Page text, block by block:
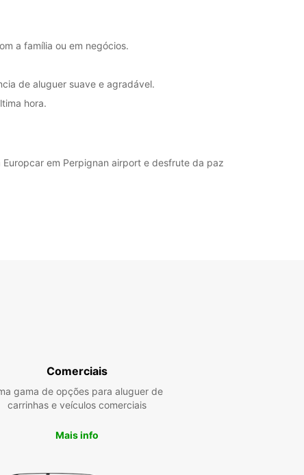
a família ou em negócios.
de aluguer suave e agradável.
hora.
em Perpignan airport e desfrute da paz
Comerciais
gama de opções para aluguer de
carrinhas e veículos comerciais
Mais info